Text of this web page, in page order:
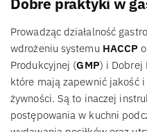
Prowadząc działalność
wdrożeniu systemu HACCP
Produkcyjnej (GMP) i Dobrej
które mają zapewnić jakość
żywności. Są to inaczej
postępowania w kuchni